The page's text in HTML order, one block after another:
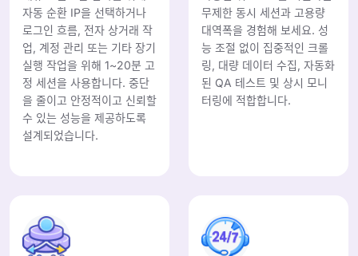
자동 순환 IP을 선택하거나
로그인 흐름, 전자 상거래 작
업, 계정 관리 또는 기타 장기
실행 작업을 위해 1~20분 고
정 세션을 사용합니다. 중단
을 줄이고 안정적이고 신뢰할
수 있는 성능을 제공하도록
설계되었습니다.
무제한 동시 세션과 고용량
대역폭을 경험해 보세요. 성
능 조절 없이 집중적인 크롤
링, 대량 데이터 수집, 자동화
된 QA 테스트 및 상시 모니
터링에 적합합니다.